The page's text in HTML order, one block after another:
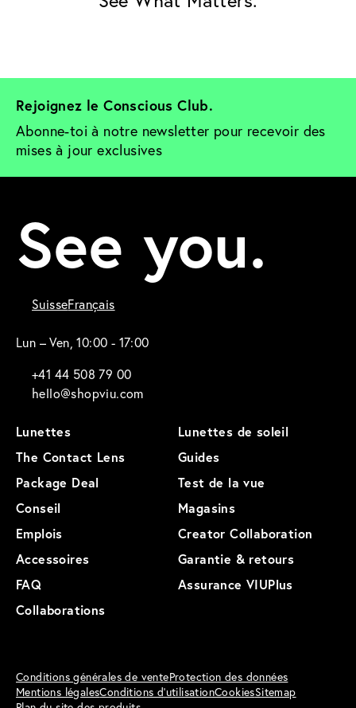
Rejoignez le Conscious Club.
Abonne-toi à notre newsletter pour recevoir des
mises à jour exclusives
See you.
SuisseFrançais
Lun – Ven, 10:00 - 17:00
+41 44 508 79 00
hello@shopviu.com
Lunettes
Lunettes de soleil
The Contact Lens
Guides
Package Deal
Test de la vue
Conseil
Magasins
Emplois
Creator Collaboration
Accessoires
Garantie & retours
FAQ
Assurance VIUPlus
Collaborations
Conditions générales de venteProtection des données
Mentions légalesConditions d'utilisationCookiesSitemap